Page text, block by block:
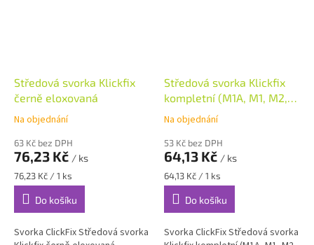
Středová svorka Klickfix
černě eloxovaná
Na objednání
63 Kč bez DPH
76,23 Kč / ks
Měrná
cena:
76,23 Kč / 1 ks
Do košíku
Svorka ClickFix Středová svorka
Středová svorka Klickfix
kompletní (M1A, M1, M2,
M3)
Na objednání
53 Kč bez DPH
64,13 Kč / ks
Měrná
cena:
64,13 Kč / 1 ks
Do košíku
Svorka ClickFix Středová svorka